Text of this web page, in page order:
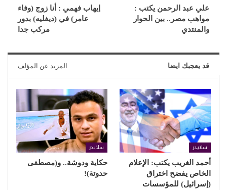
علي عبد الرحمن يكتب :
مواهب مصر.. بين الحوار
والمنتدي
إيهاب فهمي : أنا زوج (وفاء
عامر) في (ديفليه) بدور
مركب جدا
قد يعجبك ايضا المزيد عن المؤلف
سلايدر
أحمد الغريب يكتب: الإعلام
الخاص يفضح اختراق
(إسرائيل) للمؤسسات
سلايدر
حكاية ودوشة.. و(مصطفى
حدوتة)!